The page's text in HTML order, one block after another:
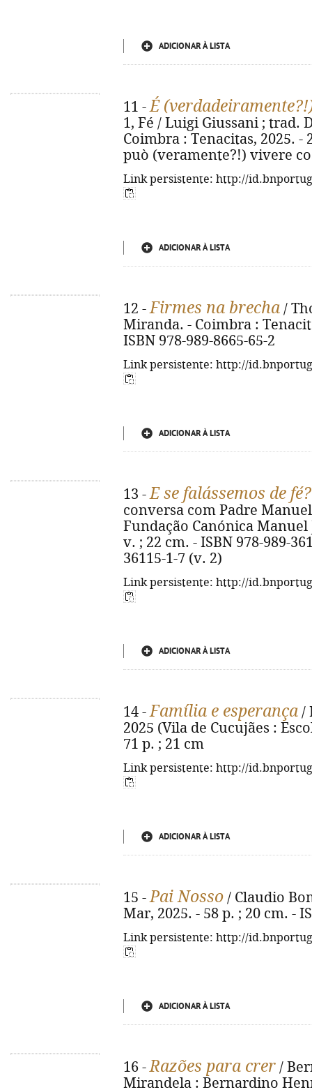
ADICIONAR À LISTA
11 -É
1, Fé / Luigi Giussani ; trad.
Coimbra : Tenacitas, 2025. -
può (veramente?!) vivere
Link persistente: http://
ADICIONAR À LISTA
12 -Firmes na brecha /
Miranda. - Coimbra :
ISBN 978-989-8665-65-2
Link persistente: http://
ADICIONAR À LISTA
13 -E se falássemos de fé?
conversa com Padre
Fundação Canónica Manuel
v. ; 22 cm. - ISBN 978-989-
36115-1-7 (v. 2)
Link persistente: http://
ADICIONAR À LISTA
14 -Família e esperança /
2025 (Vila de Cucujães :
71 p. ; 21 cm
Link persistente: http://
ADICIONAR À LISTA
15 -Pai Nosso / Claudio
Mar, 2025. - 58 p. ; 20 cm. -
Link persistente: http://
ADICIONAR À LISTA
16 -Razões para crer /
Mirandela : Bernardino